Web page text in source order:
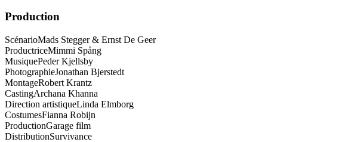
Production
ScénarioMads Stegger & Ernst De Geer
ProductriceMimmi Spång
MusiquePeder Kjellsby
PhotographieJonathan Bjerstedt
MontageRobert Krantz
CastingArchana Khanna
Direction artistiqueLinda Elmborg
CostumesFianna Robijn
ProductionGarage film
DistributionSurvivance